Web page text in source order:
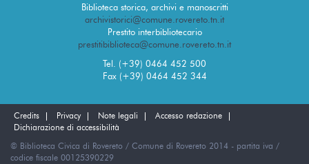
Biblioteca storica, archivi e manoscritti
archivistorici@comune.rovereto.tn.it
Prestito interbibliotecario
prestitibiblioteca@comune.rovereto.tn.it
Tel. (+39) 0464 452 500
Fax (+39) 0464 452 344
Credits Privacy Note legali
Accesso redazione
Dichiarazione di accessibilità
© Biblioteca Civica di Rovereto / Comune di Rovereto 2014 - partita iva /
codice fiscale 00125390229